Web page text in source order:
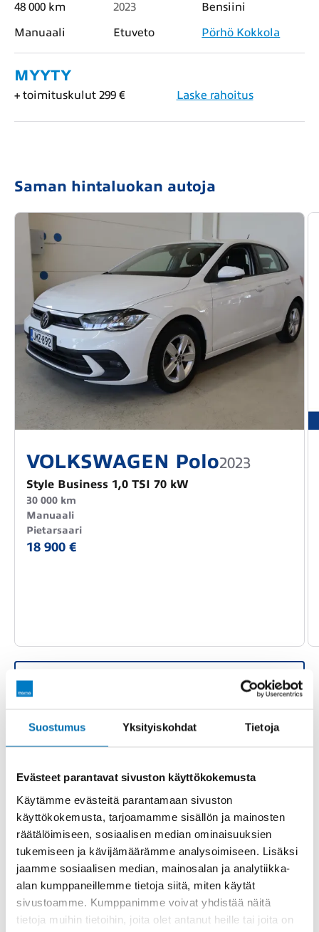
Suostumus Yksityiskohdat Tietoja
Evästeet parantavat sivuston käyttökokemusta
Käytämme evästeitä parantamaan sivuston
käyttökokemusta, tarjoamamme sisällön ja mainosten
räätälöimiseen, sosiaalisen median ominaisuuksien
tukemiseen ja kävijämäärämme analysoimiseen. Lisäksi
jaamme sosiaalisen median, mainosalan ja analytiikka-
alan kumppaneillemme tietoja siitä, miten käytät
sivustoamme. Kumppanimme voivat yhdistää näitä
tietoja muihin tietoihin, joita olet antanut heille tai joita on
48 000 km 2023
Bensiini
Manuaali
Etuveto Pörhö Kokkola
MYYTY
+ toimituskulut 299 € Laske rahoitus
Saman hintaluokan autoja
VOLKSWAGEN Polo2023
Style Business 1,0 TSI 70 kW
30 000 km
Manuaali
Pietarsaari
18 900 €
PERUSTIEDOT TEKNISET TIEDOT VARUSTEET
Rekisterinumero JMZ-891
Katsastettu
Hinta MYYTY
Korimalli
Henkilöauto /